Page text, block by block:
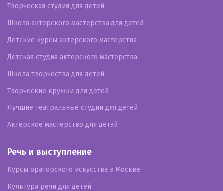
Творческая студия для детей
Школа актерского мастерства для детей
Детские курсы актерского мастерства
Детская студия актерского мастерства
Школа творчества для детей
Творческие кружки для детей
Лучшие театральные студии для детей
Актерское мастерство для детей
Речь и выступление
Курсы ораторского искусства в Москве
Культура речи для детей